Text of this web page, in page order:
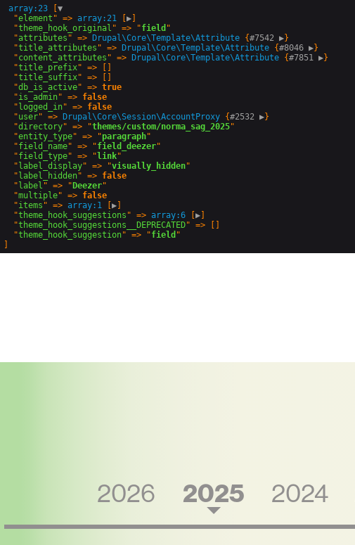
array:23
▼
  "
element " => array:21 ▶
  "
theme_hook_original " => "field "
  "
attributes " => Drupal\Core\Template\Attribute {#7542 ▶}
  "
title_attributes " => Drupal\Core\Template\Attribute {#8046 ▶}
  "
content_attributes " => Drupal\Core\Template\Attribute {#7851 ▶}
  "
title_prefix" => []
  "
title_suffix" => []
  "
db_is_active" => true
  "
is_admin" => false
  "
logged_in" => false
  "
user" => Drupal\Core\Session\AccountProxy {#2532 ▶}
  "
directory" => "themes/custom/norma_sag_2025"
  "
entity_type" => "paragraph"
  "
field_name" => "field_deezer"
  "
field_type" => " link"
  "
label_display" => "visually_hidden"
  "
label_hidden" => false
  "
label " => " Deezer"
  "
multiple" => false
  "
items " => array:1 ▶
  "
theme_hook_suggestions " => array:6 ▶
  "
theme_hook_suggestions__DEPRECATED" => []
  "
theme_hook_suggestion" => "field
2026 2025 2024